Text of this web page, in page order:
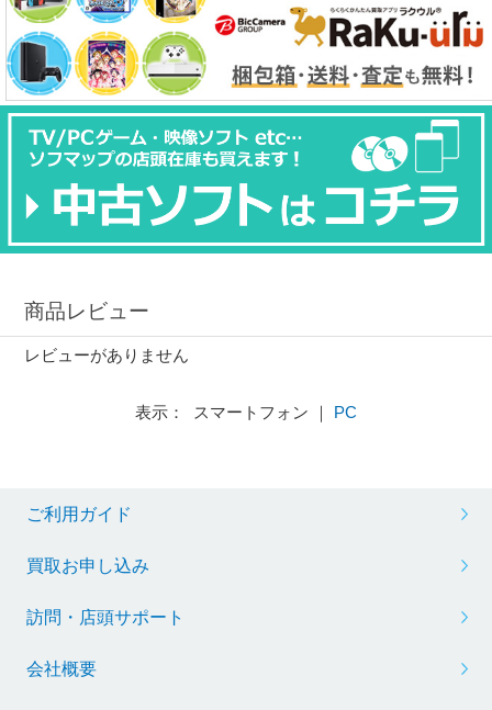
商品レビュー
レビューがありません
表示： スマートフォン ｜ PC
ご利用ガイド
買取お申し込み
訪問・店頭サポート
会社概要